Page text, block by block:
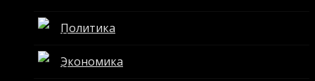
Политика
Экономика